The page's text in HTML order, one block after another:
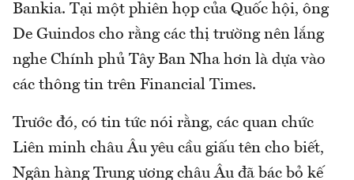
Bankia. Tại một phiên họp của Quốc hội, ông
De Guindos cho rằng các thị trường nên lắng
nghe Chính phủ Tây Ban Nha hơn là dựa vào
các thông tin trên Financial Times.
Trước đó, có tin tức nói rằng, các quan chức
Liên minh châu Âu yêu cầu giấu tên cho biết,
Ngân hàng Trung ương châu Âu đã bác bỏ kế